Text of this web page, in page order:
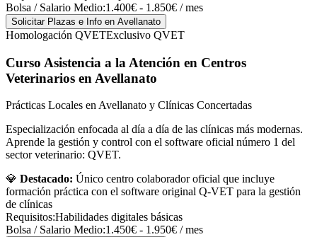
Bolsa / Salario Medio:1.400€ - 1.850€ / mes
Solicitar Plazas e Info en Avellanato
Homologación QVETExclusivo QVET
Curso Asistencia a la Atención en Centros
Veterinarios en Avellanato
Prácticas Locales en Avellanato y Clínicas Concertadas
Especialización enfocada al día a día de las clínicas más modernas.
Aprende la gestión y control con el software oficial número 1 del
sector veterinario: QVET.
💎 Destacado: Único centro colaborador oficial que incluye
formación práctica con el software original Q-VET para la gestión
de clínicas
Requisitos:Habilidades digitales básicas
Bolsa / Salario Medio:1.450€ - 1.950€ / mes